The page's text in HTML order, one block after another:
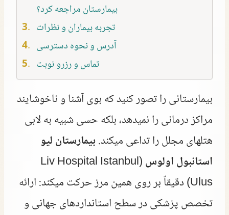
بیمارستان مراجعه کرد؟
تجربه بیماران و نظرات
آدرس و نحوه دسترسی
تماس و رزرو نوبت
بیمارستانی را تصور کنید که بوی آشنا و ناخوشایند
مراکز درمانی را نمیدهد، بلکه حسی شبیه به لابی
هتلهای مجلل را تداعی میکند.بیمارستان لیو
استانبول اولوس (Liv Hospital Istanbul
Ulus) دقیقاً بر روی همین مرز حرکت میکند: ارائه
تخصص پزشکی در سطح استانداردهای جهانی و